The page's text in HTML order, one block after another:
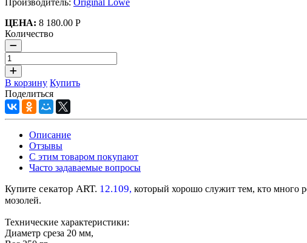
Производитель: Original Lowe
ЦЕНА: 8 180.00 Р
Количество
В корзину Купить
Поделиться
Описание
Отзывы
С этим товаром покупают
Часто задаваемые вопросы
Купите секатор ART. 12.109, который хорошо служит тем, кто много
мозолей.
Технические характеристики:
Диаметр среза 20 мм,